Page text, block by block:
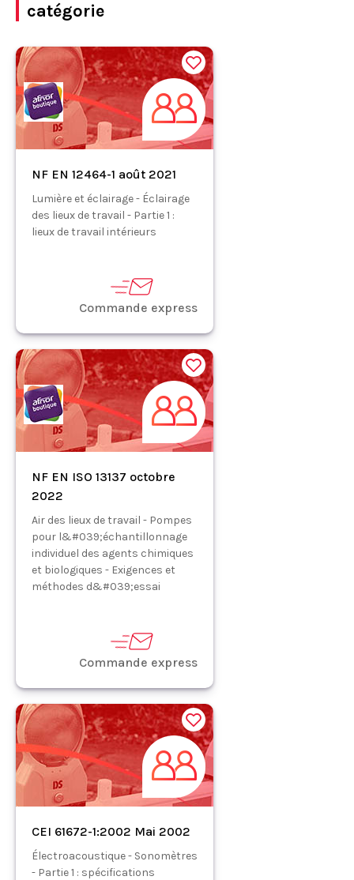
catégorie
NF EN 12464-1 août 2021
Lumière et éclairage - Éclairage
des lieux de travail - Partie 1 :
lieux de travail intérieurs
Commande express
NF EN ISO 13137 octobre
2022
Air des lieux de travail - Pompes
pour l&#039;échantillonnage
individuel des agents chimiques
et biologiques - Exigences et
méthodes d&#039;essai
Commande express
CEI 61672-1:2002 Mai 2002
Électroacoustique - Sonomètres
- Partie 1 : spécifications